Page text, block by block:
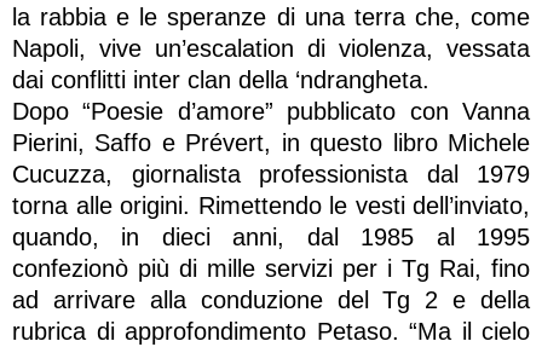
la rabbia e le speranze di una terra che, come
Napoli, vive un’escalation di violenza, vessata
dai conflitti inter clan della ‘ndrangheta.
Dopo “Poesie d’amore” pubblicato con Vanna
Pierini, Saffo e Prévert, in questo libro Michele
Cucuzza, giornalista professionista dal 1979
torna alle origini. Rimettendo le vesti dell’inviato,
quando, in dieci anni, dal 1985 al 1995
confezionò più di mille servizi per i Tg Rai, fino
ad arrivare alla conduzione del Tg 2 e della
rubrica di approfondimento Petaso. “Ma il cielo